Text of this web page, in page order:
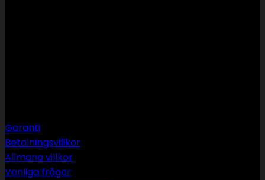
Garanti
Betalningsvillkor
Allmäna villkor
Vanliga frågor